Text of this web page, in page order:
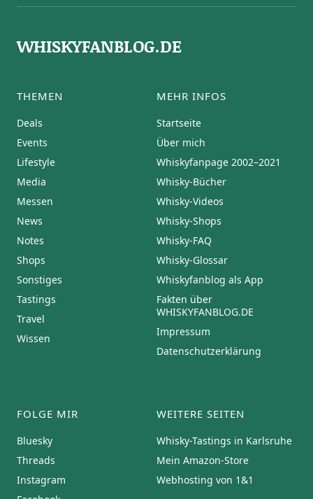
WHISKYFANBLOG.DE
THEMEN
Deals
Events
Lifestyle
Media
Messen
News
Notes
Shops
Sonstiges
Tastings
Travel
Wissen
MEHR INFOS
Startseite
Über mich
Whiskyfanpage 2002–2021
Whisky-Bücher
Whisky-Videos
Whisky-Shops
Whisky-FAQ
Whisky-Glossar
Whiskyfanblog als App
Fakten über
WHISKYFANBLOG.DE
Impressum
Datenschutzerklärung
FOLGE MIR
Bluesky
Threads
Instagram
WEITERE SEITEN
Whisky-Tastings in Karlsruhe
Mein Amazon-Store
Webhosting von 1&1